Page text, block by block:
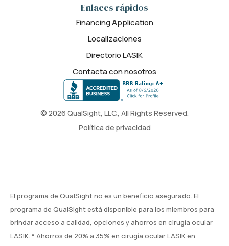
© 2026 QualSight, LLC., All Rights Reserved.
Política de privacidad
Enlaces rápidos
Financing Application
Localizaciones
Directorio LASIK
Contacta con nosotros
El programa de QualSight no es un beneficio asegurado. El
programa de QualSight está disponible para los miembros para
brindar acceso a calidad, opciones y ahorros en cirugía ocular
LASIK. * Ahorros de 20% a 35% en cirugía ocular LASIK en